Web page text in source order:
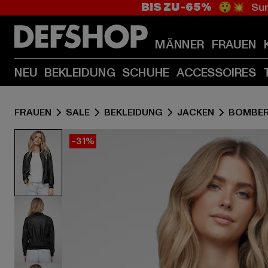
BIS ZU -65% 😲💥
MÄNNER FRAUEN
NEU BEKLEIDUNG SCHUHE ACCESSOIRES
FRAUEN SALE BEKLEIDUNG JACKEN
-31%